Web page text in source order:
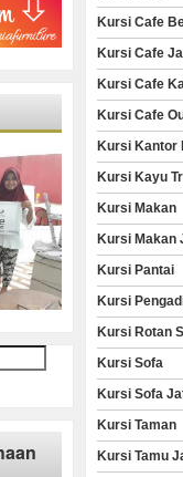
Kursi Cafe
Kursi Cafe
Kursi Cafe
Kursi Cafe
Kursi Kantor
Kursi Kayu
Kursi Makan
Kursi Makan
Kursi Pantai
Kursi
Kursi Rotan
Kursi Sofa
Kursi Sofa
Kursi Taman
Kursi Tamu